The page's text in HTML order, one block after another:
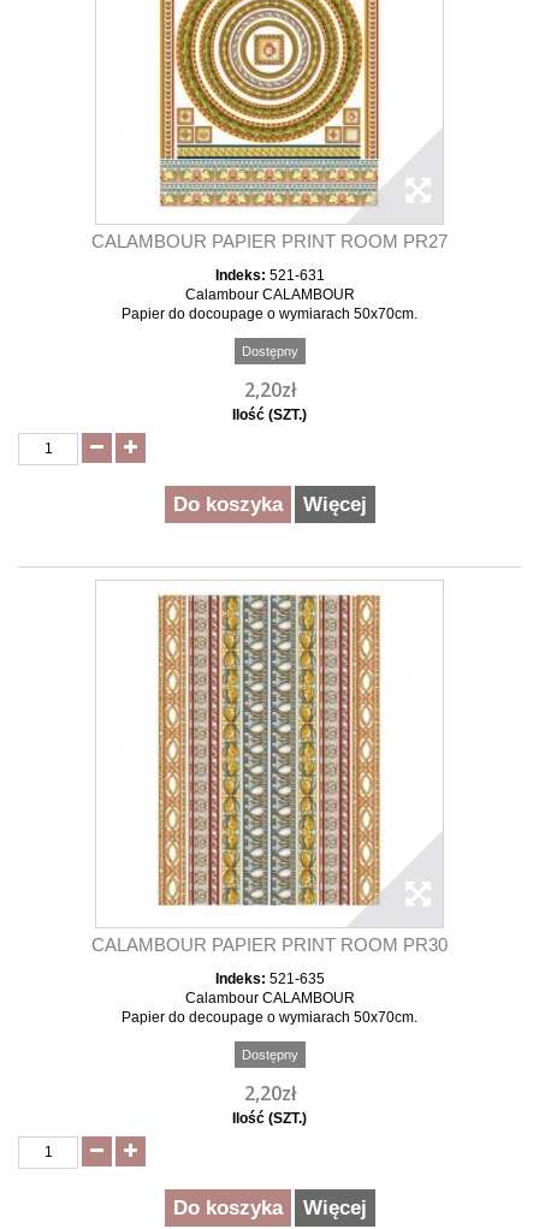
CALAMBOUR PAPIER PRINT ROOM PR27
Indeks: 521-631
Calambour CALAMBOUR
Papier do docoupage o wymiarach 50x70cm.
Dostępny
2,20zł
Ilość (SZT.)
Do koszyka Więcej
CALAMBOUR PAPIER PRINT ROOM PR30
Indeks: 521-635
Calambour CALAMBOUR
Papier do decoupage o wymiarach 50x70cm.
Dostępny
2,20zł
Ilość (SZT.)
Do koszyka Więcej